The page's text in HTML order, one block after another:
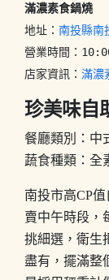
滿濃素食鍋燒
地址： 南投縣南
營業時間：
店家資訊： 滿濃
珍美味自
餐廳類別：中
蔬食種類：全
南投市高CP
賣中午時段，
挑細選，衛生
盡有，擺滿整